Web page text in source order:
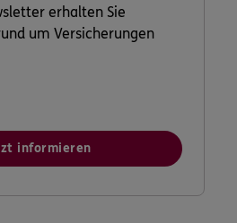
erhalten Sie
um Versicherungen
informieren